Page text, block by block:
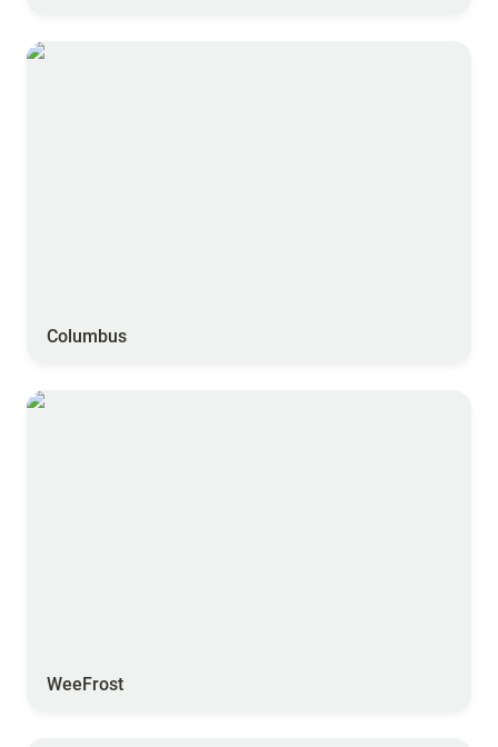
Columbus
Columbus
WeeFrost
WeeFrost